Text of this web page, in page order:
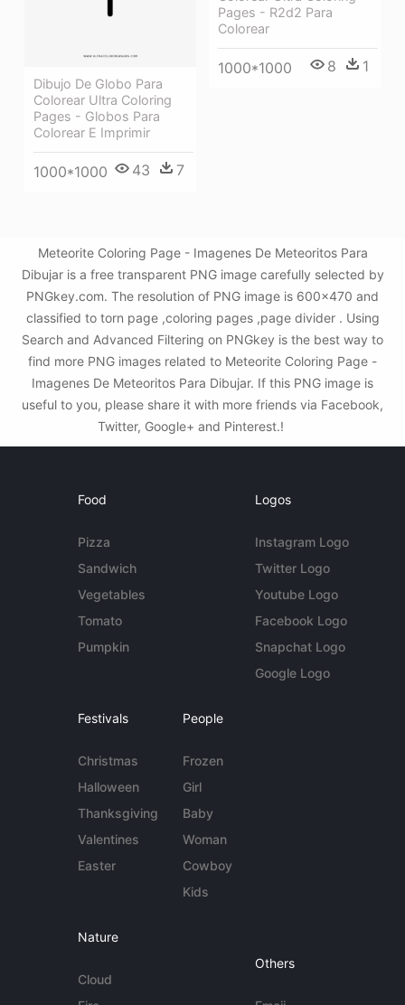
Pages - R2d2 Para
Colorear
1000*1000 8 1
Dibujo De Globo Para
Colorear Ultra Coloring
Pages - Globos Para
Colorear E Imprimir
1000*1000 43 7
Meteorite Coloring Page - Imagenes De Meteoritos Para
Dibujar is a free transparent PNG image carefully selected by
PNGkey.com. The resolution of PNG image is 600x470 and
classified to torn page ,coloring pages ,page divider . Using
Search and Advanced Filtering on PNGkey is the best way to
find more PNG images related to Meteorite Coloring Page -
Imagenes De Meteoritos Para Dibujar. If this PNG image is
useful to you, please share it with more friends via Facebook,
Twitter, Google+ and Pinterest.!
Food
Pizza
Sandwich
Vegetables
Tomato
Pumpkin
Logos
Instagram Logo
Twitter Logo
Youtube Logo
Facebook Logo
Snapchat Logo
Google Logo
Festivals
Christmas
Halloween
Thanksgiving
Valentines
Easter
People
Frozen
Girl
Baby
Woman
Cowboy
Kids
Nature
Cloud
Others